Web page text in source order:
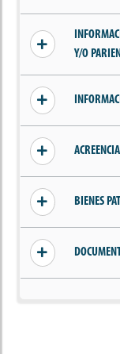
Sin información
Y/O
Sin información
compañero(a)
Sin ingresos
Sin acreencias
BIENES
Sin bienes